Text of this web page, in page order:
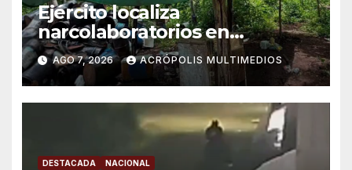
Ejército localiza
narcolaboratorios en
Michoacán
AGO 7, 2026 ACRÓPOLIS MULTIMEDIOS
DESTACADA NACIONAL